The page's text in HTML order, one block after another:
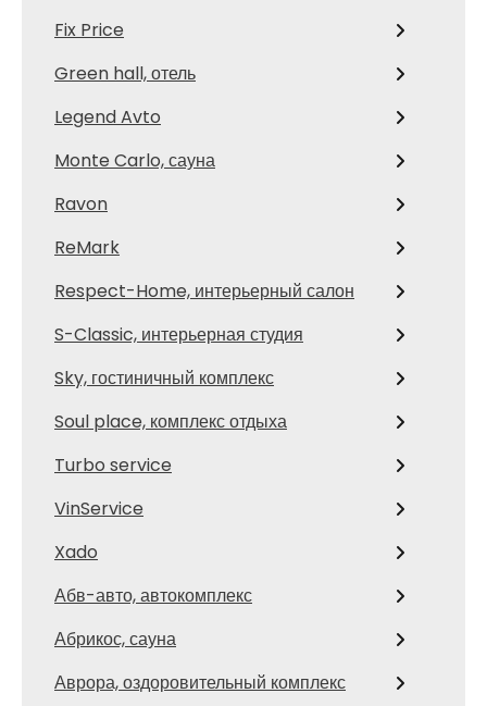
Fix Price
Green hall, отель
Legend Avto
Monte Carlo, сауна
Ravon
ReMark
Respect-Home, интерьерный салон
S-Classic, интерьерная студия
Sky, гостиничный комплекс
Soul place, комплекс отдыха
Turbo service
VinService
Xado
Абв-авто, автокомплекс
Абрикос, сауна
Аврора, оздоровительный комплекс